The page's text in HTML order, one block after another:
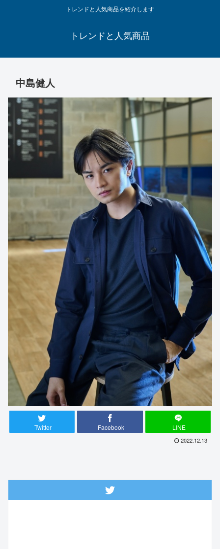
トレンドと人気商品を紹介します
トレンドと人気商品
中島健人
Twitter Facebook LINE
2022.12.13